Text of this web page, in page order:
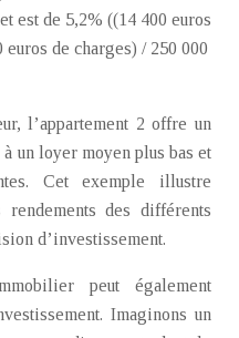
est de 5,2% ((14 400 euros
de charges) / 250 000
l’appartement 2 offre un
un loyer moyen plus bas et
Cet exemple illustre
des différents
d’investissement.
peut également
Imaginons un